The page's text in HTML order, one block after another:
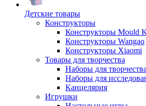
Детские товары
Конструкторы
Конструкторы Mould
Конструкторы Wangao
Конструкторы Xiaomi
Товары для творчества
Наборы для творчества
Наборы для
Канцелярия
Игрушки